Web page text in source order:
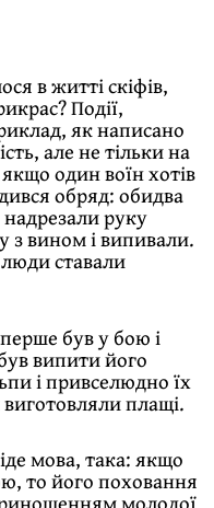
в житті скіфів,
Події,
як написано
але не тільки на
один воїн хотів
обряд: обидва
надрезали руку
з вином i випивали.
ставали
був у бою i
випити його
i привселюдно їх
виготовляли плащi.
мова, така: якщо
то його поховання